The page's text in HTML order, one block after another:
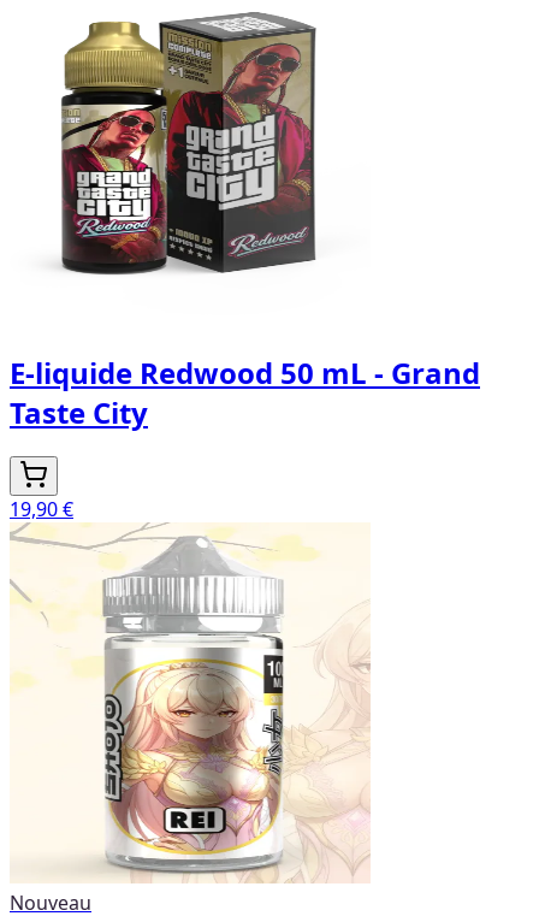
E-liquide Redwood 50 mL - Grand
Taste City
19,90 €
Nouveau